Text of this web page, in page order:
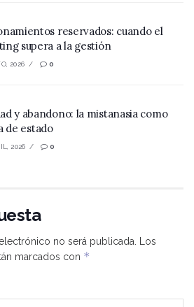
reservados: cuando el
supera a la gestión
2026 0
y abandono: la mistanasia como
de estado
2026 0
no será publicada.
Los
marcados con *